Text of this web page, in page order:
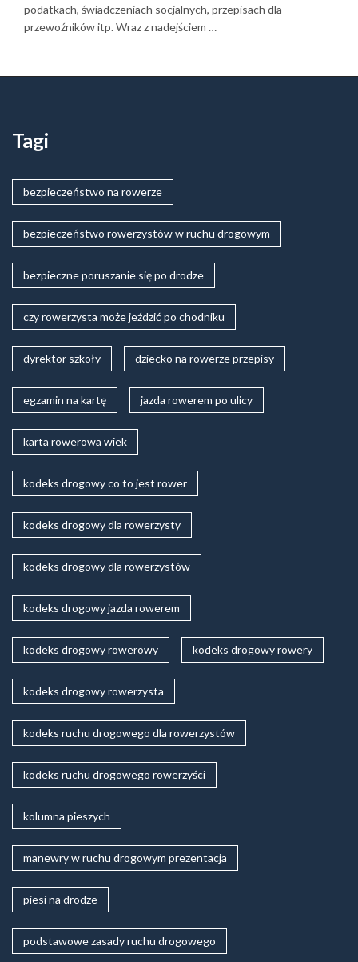
podatkach, świadczeniach socjalnych, przepisach dla
przewoźników itp. Wraz z nadejściem …
Tagi
bezpieczeństwo na rowerze
bezpieczeństwo rowerzystów w ruchu drogowym
bezpieczne poruszanie się po drodze
czy rowerzysta może jeździć po chodniku
dyrektor szkoły dziecko na rowerze przepisy
egzamin na kartę jazda rowerem po ulicy
karta rowerowa wiek
kodeks drogowy co to jest rower
kodeks drogowy dla rowerzysty
kodeks drogowy dla rowerzystów
kodeks drogowy jazda rowerem
kodeks drogowy rowerowy kodeks drogowy rowery
kodeks drogowy rowerzysta
kodeks ruchu drogowego dla rowerzystów
kodeks ruchu drogowego rowerzyści
kolumna pieszych
manewry w ruchu drogowym prezentacja
piesi na drodze
podstawowe zasady ruchu drogowego